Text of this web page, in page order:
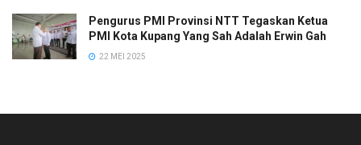
Pengurus PMI Provinsi NTT Tegaskan Ketua
PMI Kota Kupang Yang Sah Adalah Erwin Gah
22 MEI 2025